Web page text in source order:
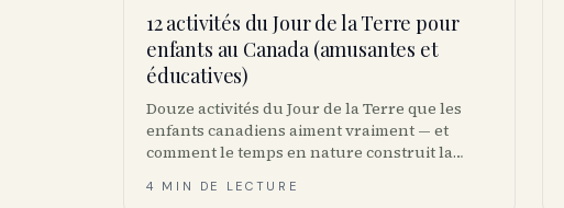
12 activités du Jour de la Terre pour
enfants au Canada (amusantes et
éducatives)
Douze activités du Jour de la Terre que les
enfants canadiens aiment vraiment — et
comment le temps en nature construit la
créer d’éco-anxiété.
4 MIN DE LECTURE